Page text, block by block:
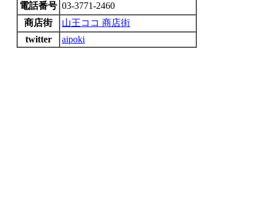
電話番号 03-3771-2460
商店街
山王ココ 商店街
twitter
aipoki